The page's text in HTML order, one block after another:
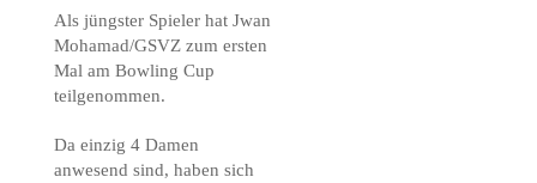
Als jüngster Spieler hat Jwan
Mohamad/GSVZ zum ersten
Mal am Bowling Cup
teilgenommen.
Da einzig 4 Damen
anwesend sind, haben sich